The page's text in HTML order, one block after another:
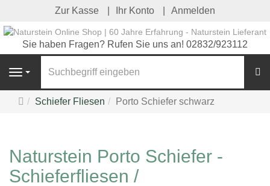
Zur Kasse Ihr Konto Anmelden
Sie haben Fragen? Rufen Sie uns an! 02832/923112
Navigation
Startseite
Schiefer Fliesen Porto Schiefer schwarz
Naturstein Porto Schiefer -
Schieferfliesen /